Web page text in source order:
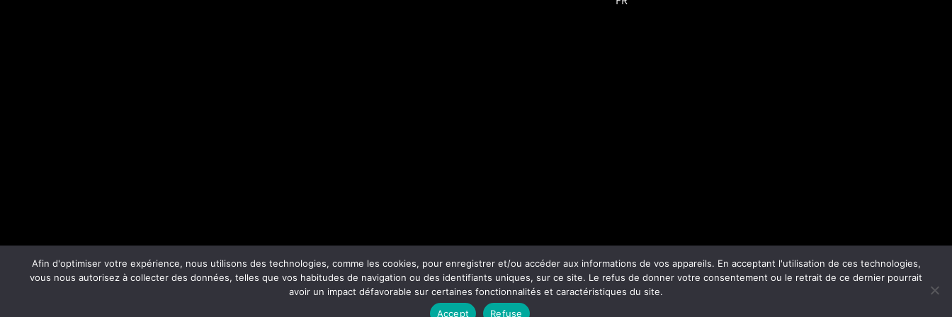
Afin d'optimiser votre expérience, nous utilisons des technologies, comme les cookies, pour enregistrer et/ou accéder aux informations de vos appareils. En acceptant l'utilisation de ces technologies,
vous nous autorisez à collecter des données, telles que vos habitudes de navigation ou des identifiants uniques, sur ce site. Le refus de donner votre consentement ou le retrait de ce dernier pourrait
avoir un impact défavorable sur certaines fonctionnalités et caractéristiques du site.
Accept
Refuse